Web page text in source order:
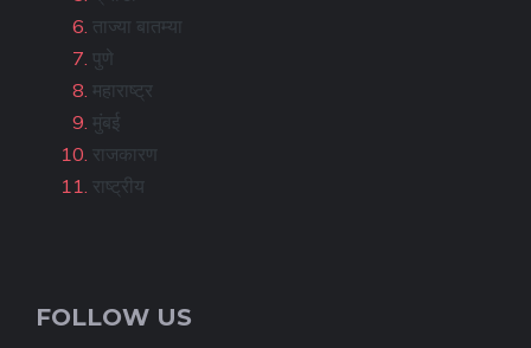
ताज्या बातम्या
पुणे
महाराष्ट्र
मुंबई
राजकारण
राष्ट्रीय
FOLLOW US